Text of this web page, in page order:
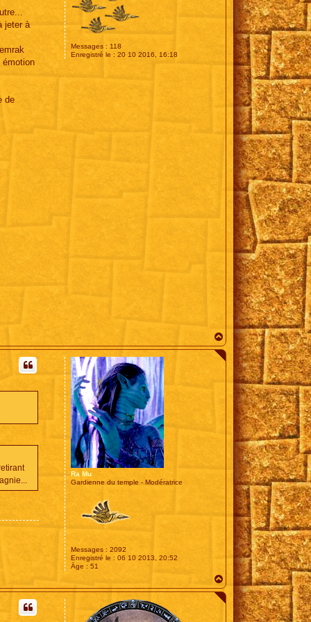
Messages : 118
Enregistré le : 20 10 2016, 16:18
jeter à
émotion
de
a
u
Ra Mu
Gardienne du temple - Modératrice
Messages : 2092
Enregistré le : 06 10 2013, 20:52
Âge : 51
a
u